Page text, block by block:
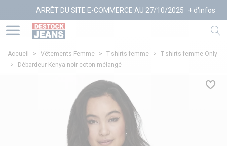
ARRÊT DU SITE E-COMMERCE AU 27/10/2025 + d'infos
Accueil > Vêtements Femme > T-shirts femme >
T-shirts femme Only
>
Débardeur Kenya noir coton mélangé